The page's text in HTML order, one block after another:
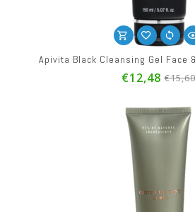
Apivita Black Cleansing Gel Face
€12,48 €15,60